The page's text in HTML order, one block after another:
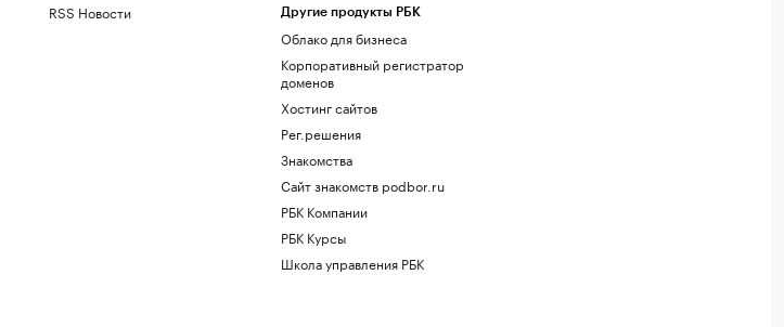
RSS Новости Другие продукты РБК
Облако для бизнеса
Корпоративный регистратор
доменов
Хостинг сайтов
Рег.решения
Знакомства
Сайт знакомств podbor.ru
РБК Компании
РБК Курсы
Школа управления РБК